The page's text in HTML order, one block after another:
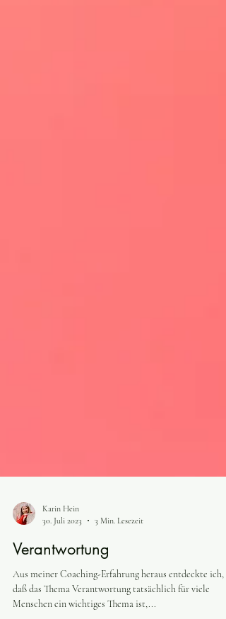
Karin Hein
30. Juli 2023
Verantwortung